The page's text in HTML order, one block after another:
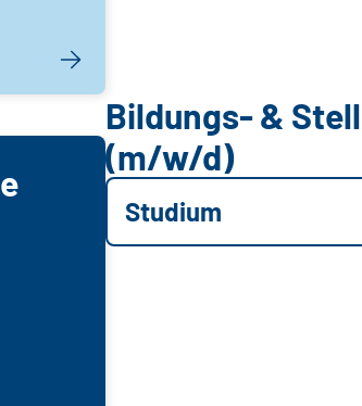
Bildungs- &
(m/w/d)
Studium